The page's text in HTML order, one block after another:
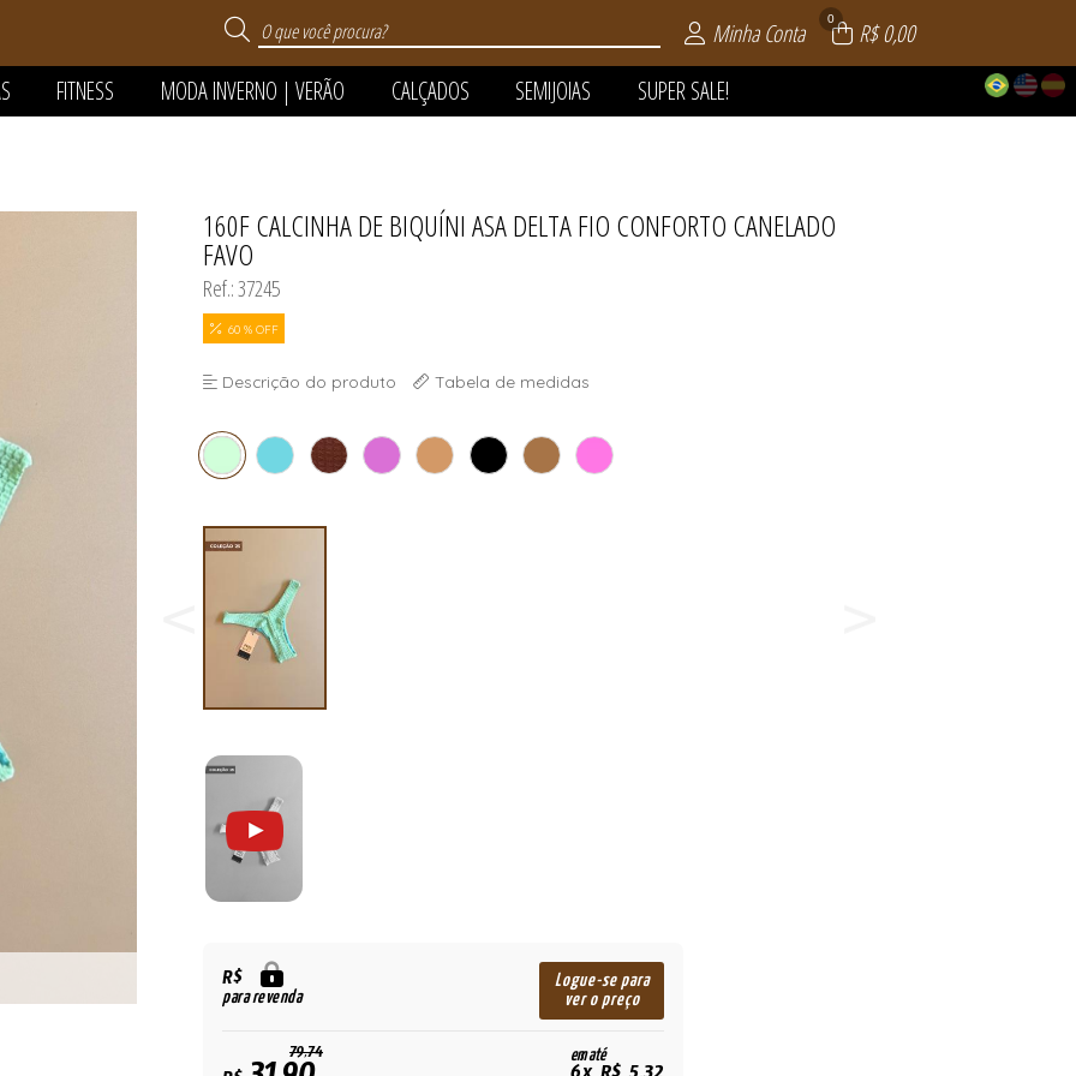
Minha Conta 0
R$ 0,00
TODOS DE MODA PRAIA
TODOS DE PIJAMAS
FITNESS
TODOS DE FITNESS
MODA INVERNO | VERÃO
TODOS DE MODA INVERNO | VERÃO
CALÇADOS
TODOS DE CALÇADOS
SEMIJOIAS
TODOS DE SEMIJOIAS
SUPER SALE!
TODOS DE SUPER SALE!
160F CALCINHA DE BIQUÍNI ASA DELTA FIO CONFORTO CANELADO
FAVO
Ref.: 37245
60 % OFF
Descrição do produto Tabela de medidas
R$
para revenda
Logue-se para
ver o preço
79,74 em até